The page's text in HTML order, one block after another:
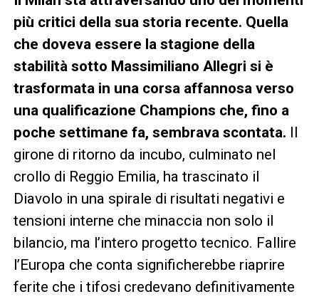
più critici della sua storia recente. Quella
che doveva essere la stagione della
stabilità sotto Massimiliano Allegri si è
trasformata in una corsa affannosa verso
una qualificazione Champions che, fino a
poche settimane fa, sembrava scontata. Il
girone di ritorno da incubo, culminato nel
crollo di Reggio Emilia, ha trascinato il
Diavolo in una spirale di risultati negativi e
tensioni interne che minaccia non solo il
bilancio, ma l’intero progetto tecnico. Fallire
l’Europa che conta significherebbe riaprire
ferite che i tifosi credevano definitivamente